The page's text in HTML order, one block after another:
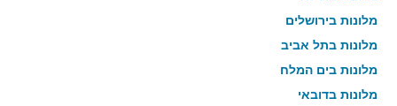
מלונות בירושלים
מלונות בתל אביב
מלונות בים המלח
מלונות בדובאי